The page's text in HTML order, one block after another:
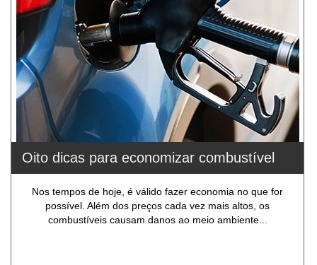
Oito dicas para economizar combustível
Nos tempos de hoje, é válido fazer economia no que for
possível. Além dos preços cada vez mais altos, os
combustíveis causam danos ao meio ambiente...